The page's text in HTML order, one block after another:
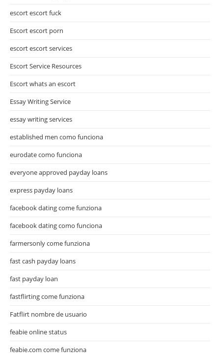
escort escort fuck
Escort escort porn
escort escort services
Escort Service Resources
Escort whats an escort
Essay Writing Service
essay writing services
established men como funciona
eurodate como funciona
everyone approved payday loans
express payday loans
facebook dating come funziona
facebook dating como funciona
farmersonly come funziona
fast cash payday loans
fast payday loan
fastflirting come funziona
Fatflirt nombre de usuario
feabie online status
feabie.com come funziona